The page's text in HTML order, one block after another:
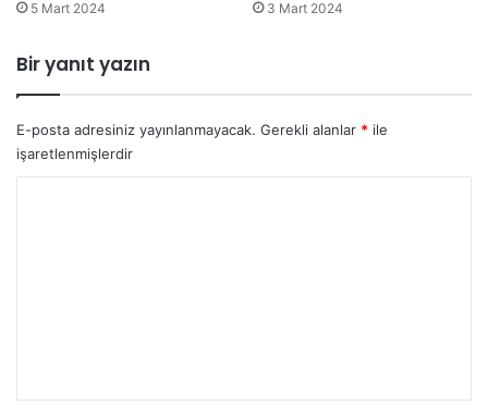
5 Mart 2024 3 Mart 2024
Bir yanıt yazın
E-posta adresiniz yayınlanmayacak. Gerekli alanlar * ile
işaretlenmişlerdir